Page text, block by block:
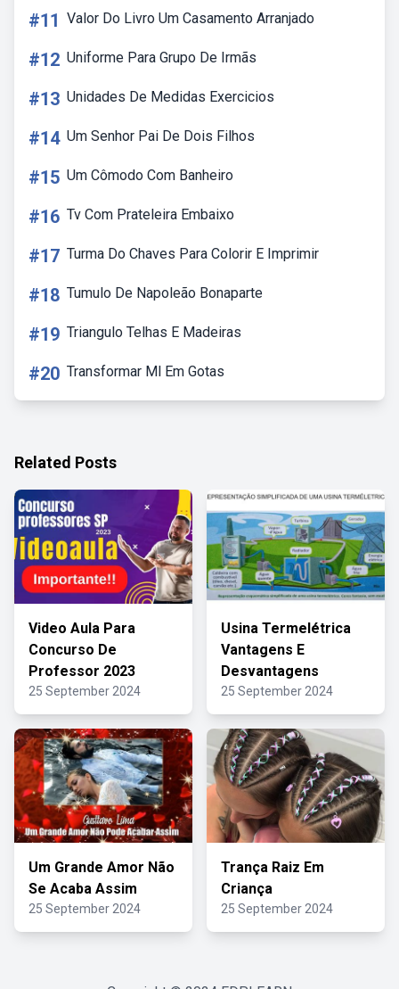
#11 Valor Do Livro Um Casamento Arranjado
#12 Uniforme Para Grupo De Irmãs
#13 Unidades De Medidas Exercicios
#14 Um Senhor Pai De Dois Filhos
#15 Um Cômodo Com Banheiro
#16 Tv Com Prateleira Embaixo
#17 Turma Do Chaves Para Colorir E Imprimir
#18 Tumulo De Napoleão Bonaparte
#19 Triangulo Telhas E Madeiras
#20 Transformar Ml Em Gotas
Related Posts
Video Aula Para
Concurso De
Professor 2023
25 September 2024
Usina Termelétrica
Vantagens E
Desvantagens
25 September 2024
Um Grande Amor Não
Se Acaba Assim
25 September 2024
Trança Raiz Em
Criança
25 September 2024